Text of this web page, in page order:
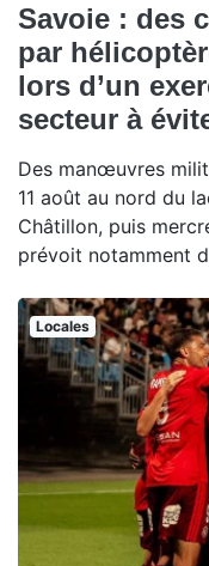
Savoie : des
par
lors d’un
secteur à
Des manœuvres
11 août au nord du
Châtillon, puis
prévoit notamment
Locales